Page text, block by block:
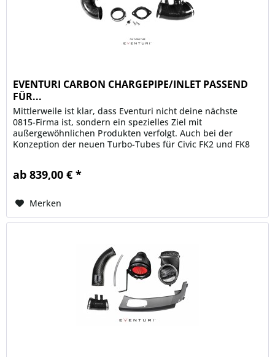
EVENTURI CARBON CHARGEPIPE/INLET PASSEND
FÜR...
Mittlerweile ist klar, dass Eventuri nicht deine nächste
0815-Firma ist, sondern ein spezielles Ziel mit
außergewöhnlichen Produkten verfolgt. Auch bei der
Konzeption der neuen Turbo-Tubes für Civic FK2 und FK8
ab 839,00 € *
Merken